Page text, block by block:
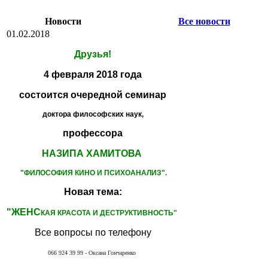
Новости
Все новости
01.02.2018
Друзья!
4 февраля 2018 года
состоится очередной семинар
доктора философских наук,
профессора
НАЗИПА ХАМИТОВА
"ФИЛОСОФИЯ КИНО И ПСИХОАНАЛИЗ".
Новая тема:
"ЖЕНС КАЯ КРАСОТА И ДЕСТРУКТИВНОСТЬ"
Все вопросы по телефону
066 924 39 99 - Оксана Гончаренко